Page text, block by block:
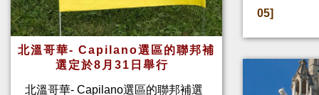
北溫哥華- Capilano選區的聯邦補
選定於8月31日舉行
北溫哥華- Capilano選區的聯邦補選
05]